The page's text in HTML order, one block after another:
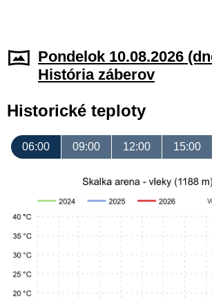
Pondelok 10.08.2026
História záberov
Historické teploty
06:00 09:00 12:00 15:00